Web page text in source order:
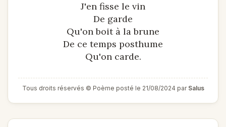
J'en fisse le vin
De garde
Qu'on boit à la brune
De ce temps posthume
Qu'on carde.
Tous droits réservés © Poème posté le 21/08/2024 par Salus